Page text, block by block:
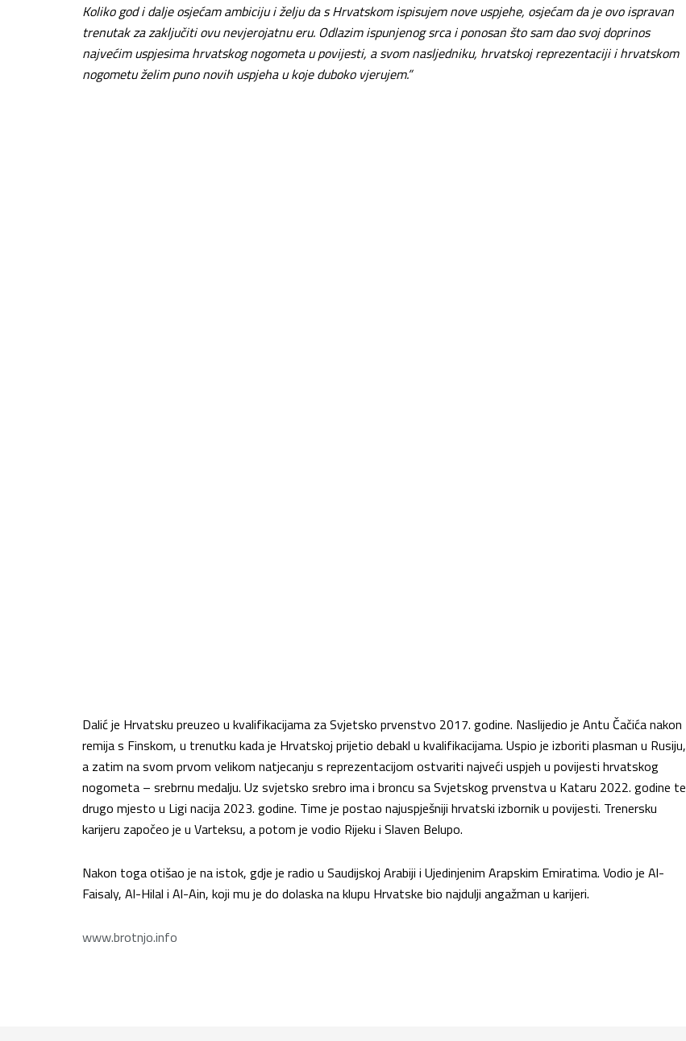
Koliko god i dalje osjećam ambiciju i želju da s Hrvatskom ispisujem nove uspjehe, osjećam da je ovo ispravan
trenutak za zaključiti ovu nevjerojatnu eru. Odlazim ispunjenog srca i ponosan što sam dao svoj doprinos
najvećim uspjesima hrvatskog nogometa u povijesti, a svom nasljedniku, hrvatskoj reprezentaciji i hrvatskom
nogometu želim puno novih uspjeha u koje duboko vjerujem.”
Dalić je Hrvatsku preuzeo u kvalifikacijama za Svjetsko prvenstvo 2017. godine. Naslijedio je Antu Čačića nakon
remija s Finskom, u trenutku kada je Hrvatskoj prijetio debakl u kvalifikacijama. Uspio je izboriti plasman u Rusiju,
a zatim na svom prvom velikom natjecanju s reprezentacijom ostvariti najveći uspjeh u povijesti hrvatskog
nogometa – srebrnu medalju. Uz svjetsko srebro ima i broncu sa Svjetskog prvenstva u Kataru 2022. godine te
drugo mjesto u Ligi nacija 2023. godine. Time je postao najuspješniji hrvatski izbornik u povijesti. Trenersku
karijeru započeo je u Varteksu, a potom je vodio Rijeku i Slaven Belupo.
Nakon toga otišao je na istok, gdje je radio u Saudijskoj Arabiji i Ujedinjenim Arapskim Emiratima. Vodio je Al-
Faisaly, Al-Hilal i Al-Ain, koji mu je do dolaska na klupu Hrvatske bio najdulji angažman u karijeri.
www.brotnjo.info